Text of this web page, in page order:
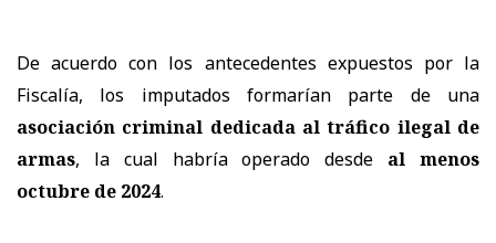
De acuerdo con los antecedentes expuestos por la
Fiscalía, los imputados formarían parte de una
asociación criminal dedicada al tráfico ilegal de
armas, la cual habría operado desde al menos
octubre de 2024.